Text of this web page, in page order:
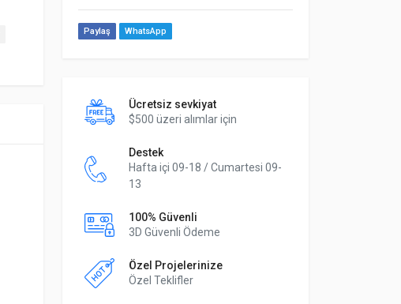
Paylaş WhatsApp
Ücretsiz sevkiyat
$500 üzeri alımlar için
Destek
Hafta içi 09-18 / Cumartesi 09-
13
100% Güvenli
3D Güvenli Ödeme
Özel Projelerinize
Özel Teklifler